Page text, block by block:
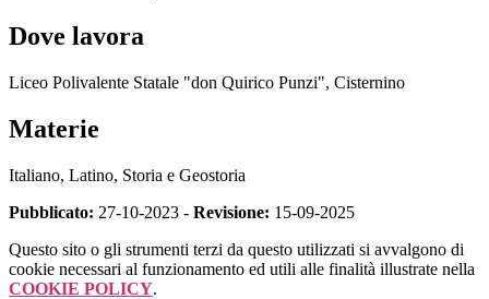
Dove lavora
Liceo Polivalente Statale "don Quirico Punzi", Cisternino
Materie
Italiano, Latino, Storia e Geostoria
Pubblicato: 27-10-2023 - Revisione: 15-09-2025
Questo sito o gli strumenti terzi da questo utilizzati si avvalgono di
cookie necessari al funzionamento ed utili alle finalità illustrate nella
COOKIE POLICY.